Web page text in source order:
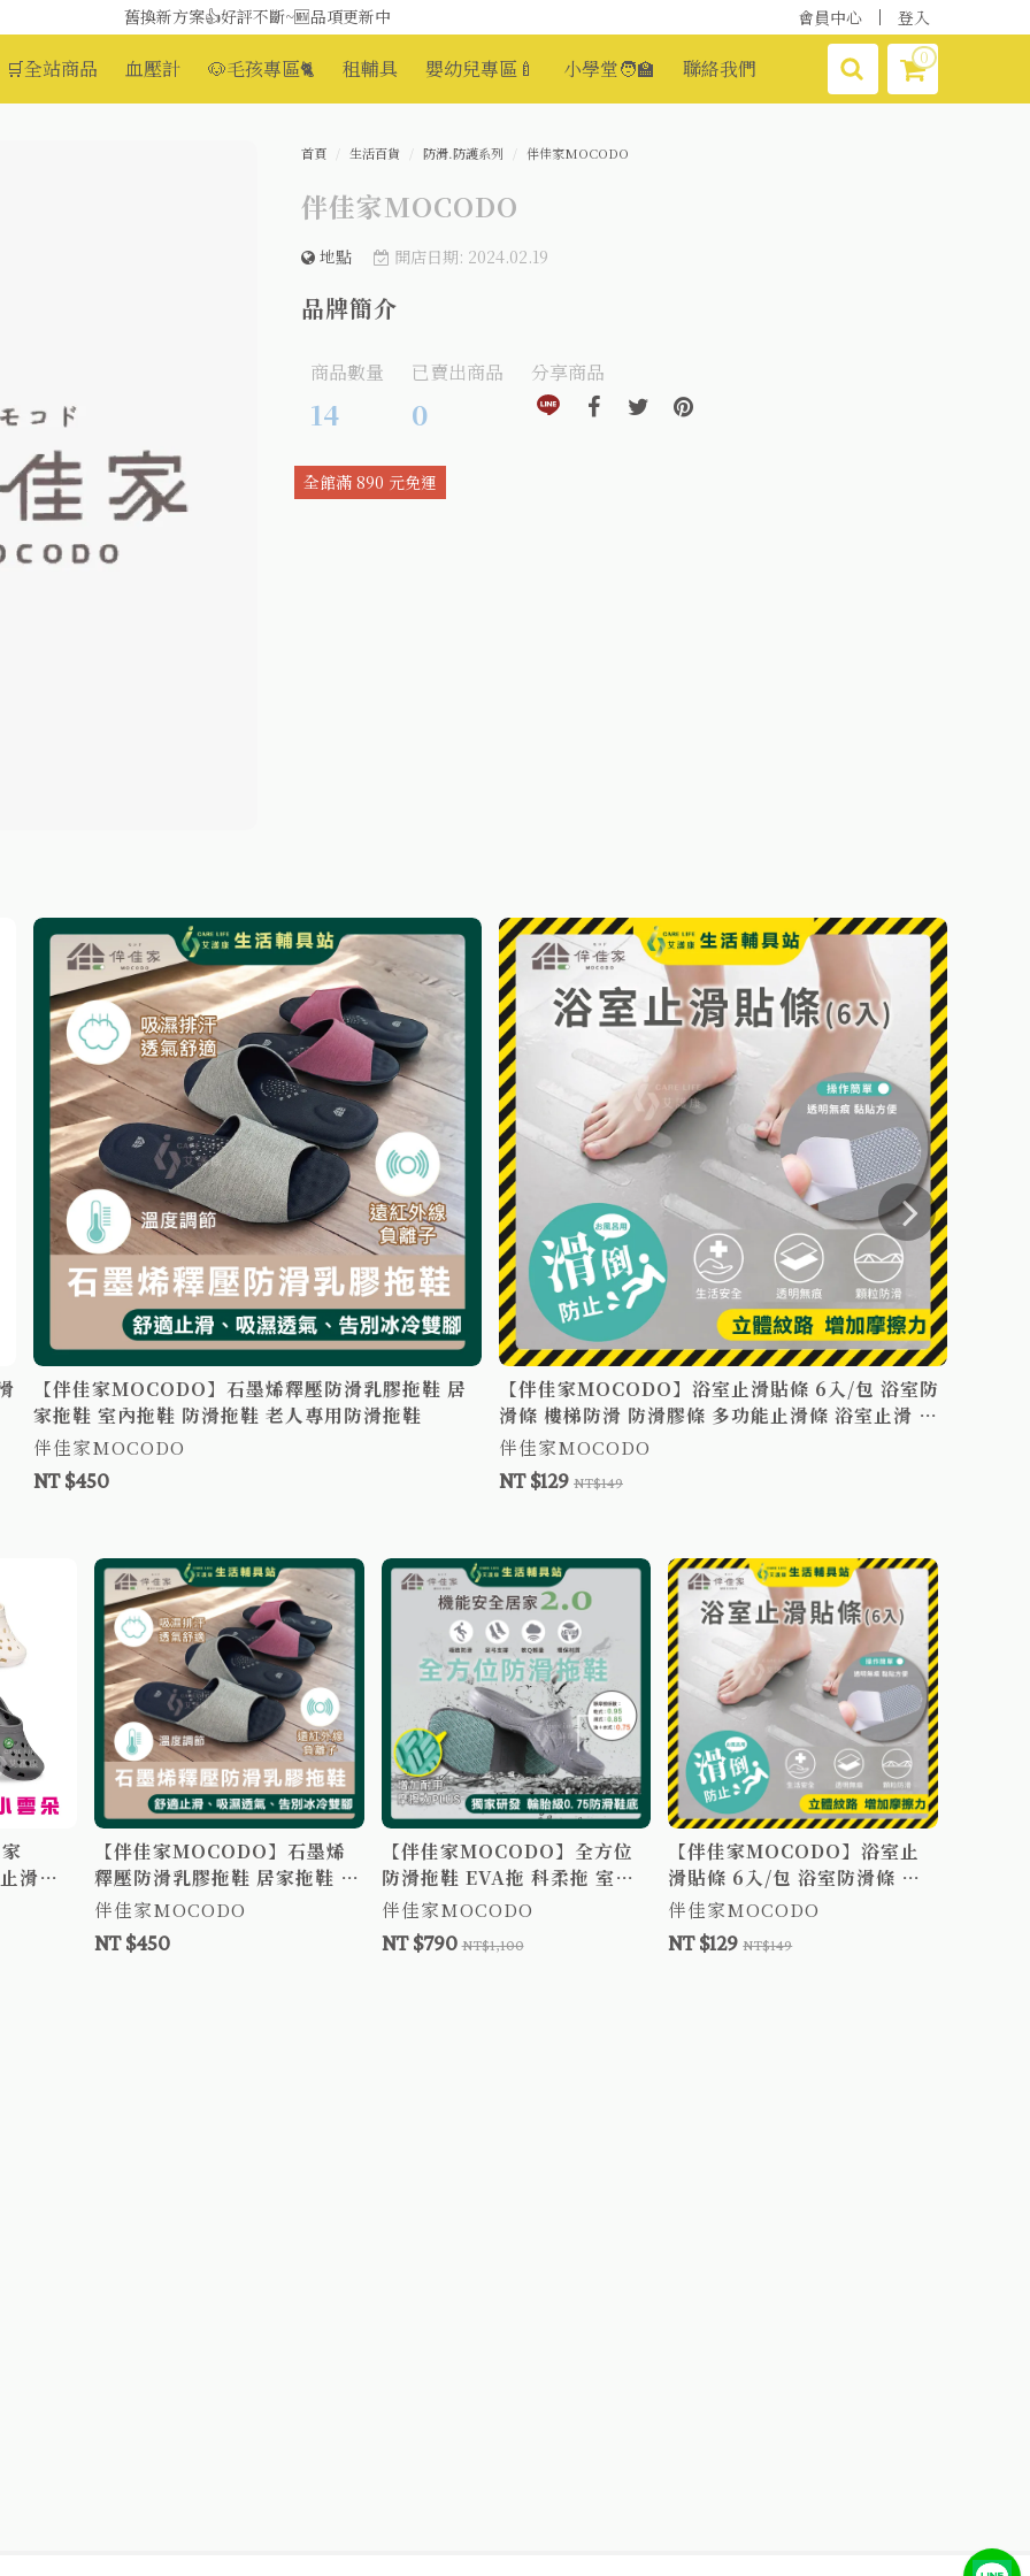
舊換新方案👍好評不斷~🆕品項更新中
😆備餐原來可以這麼輕鬆🎌KEWPIE介護食🍱營養均衡
會員中心 登入
🛒全站商品 血壓計 🐶毛孩專區🐈 租輔具 嬰幼兒專區🍼 小學堂🧑‍🏫 聯絡我們 0
首頁 生活百貨 防滑.防護系列 伴佳家MOCODO
伴佳家MOCODO
地點 開店日期: 2024.02.19
品牌簡介
商品數量
14
已賣出商品
0
分享商品
分享到line(另開視窗)
分享到facebook(另開視窗)
分享到twitter(另開視窗)
分享到pinterest(另開視窗)
全館滿 890 元免運
【伴佳家MOCODO】石墨烯釋壓防滑乳膠拖鞋 居
家拖鞋 室內拖鞋 防滑拖鞋 老人專用防滑拖鞋
伴佳家MOCODO
NT $450
【伴佳家MOCODO】浴室止滑貼條 6入/包 浴室防
滑條 樓梯防滑 防滑膠條 多功能止滑條 浴室止滑 居
家安全 地板貼 防滑 浴缸防滑條 止滑
伴佳家MOCODO
NT $129 NT$149
滑鞋
【伴佳家MOCODO】石墨烯
釋壓防滑乳膠拖鞋 居家拖鞋 室
內拖鞋 防滑拖鞋 老人專用防滑
拖鞋
伴佳家MOCODO
NT $450
【伴佳家MOCODO】全方位
防滑拖鞋 EVA拖 科柔拖 室內
拖 浴室用 老人專用防滑拖鞋
伴佳家MOCODO
NT $790NT$1,100
【伴佳家MOCODO】浴室止
滑貼條 6入/包 浴室防滑條 樓
梯防滑 防滑膠條 多功能止滑條
浴室止滑 居家安全 地板貼 防
滑 浴缸防滑條 止滑
伴佳家MOCODO
NT $129NT$149